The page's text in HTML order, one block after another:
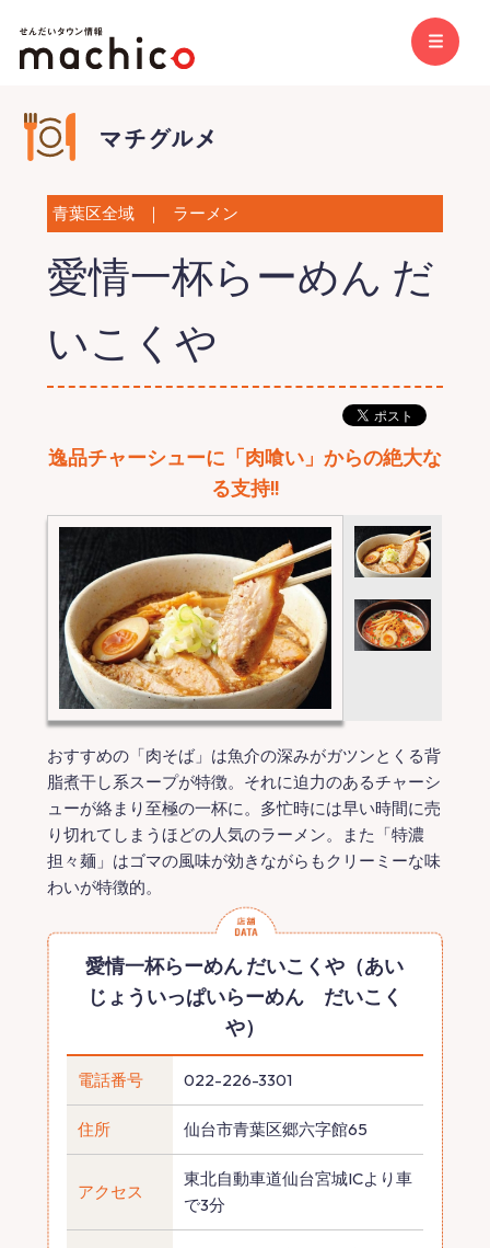
青葉区全域 ｜ ラーメン
愛情一杯らーめん だ
いこくや
逸品チャーシューに「肉喰い」からの絶大な
る支持!!
おすすめの「肉そば」は魚介の深みがガツンとくる背
脂煮干し系スープが特徴。それに迫力のあるチャーシ
ューが絡まり至極の一杯に。多忙時には早い時間に売
り切れてしまうほどの人気のラーメン。また「特濃
担々麺」はゴマの風味が効きながらもクリーミーな味
わいが特徴的。
愛情一杯らーめん だいこくや（あい
じょういっぱいらーめん だいこく
や）
電話番号 022-226-3301
住所 仙台市青葉区郷六字館65
アクセス
東北自動車道仙台宮城ICより車
で3分